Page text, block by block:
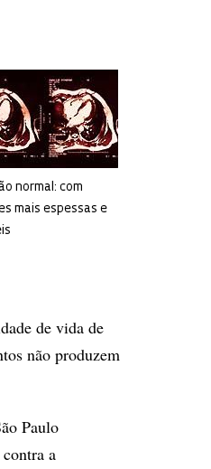
normal: com
mais espessas e
de vida de
não produzem
Paulo
a